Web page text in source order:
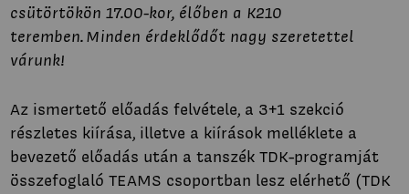
csütörtökön 17.00-kor, élőben a K210
teremben. Minden érdeklődőt nagy szeretettel
várunk!
Az ismertető előadás felvétele, a 3+1 szekció
részletes kiírása, illetve a kiírások melléklete a
bevezető előadás után a tanszék TDK-programját
összefoglaló TEAMS csoportban lesz elérhető (TDK